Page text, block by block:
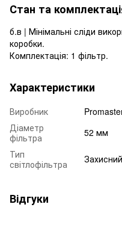
Стан та
б.в | Мінімальні сліди
коробки.
Комплектація: 1 фільтр.
Характеристики
Виробник
Діаметр
фільтра
52 мм
Тип
світлофільтра
Відгуки